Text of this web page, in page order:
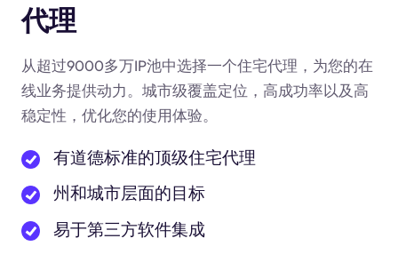
代理
从超过9000多万IP池中选择一个住宅代理，为您的在
线业务提供动力。城市级覆盖定位，高成功率以及高
稳定性，优化您的使用体验。
有道德标准的顶级住宅代理
州和城市层面的目标
易于第三方软件集成